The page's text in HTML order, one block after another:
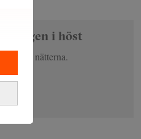
igen i höst
om nätterna.